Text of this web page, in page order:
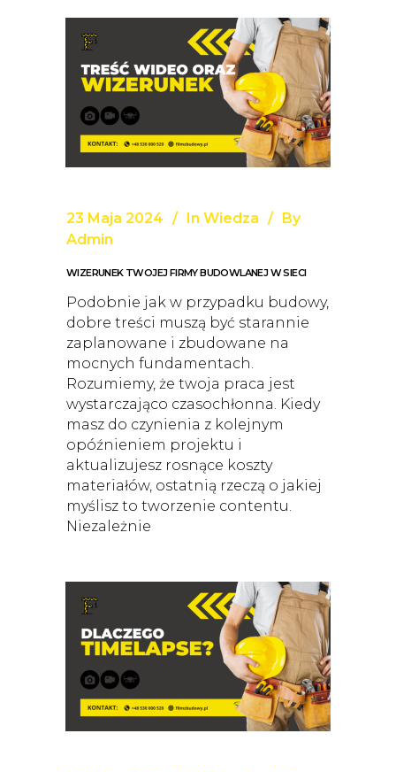
23 Maja 2024 In Wiedza
By
Admin
WIZERUNEK TWOJEJ FIRMY BUDOWLANEJ W SIECI
Podobnie jak w przypadku budowy,
dobre treści muszą być starannie
zaplanowane i zbudowane na
mocnych fundamentach.
Rozumiemy, że twoja praca jest
wystarczająco czasochłonna. Kiedy
masz do czynienia z kolejnym
opóźnieniem projektu i
aktualizujesz rosnące koszty
materiałów, ostatnią rzeczą o jakiej
myślisz to tworzenie contentu.
Niezależnie